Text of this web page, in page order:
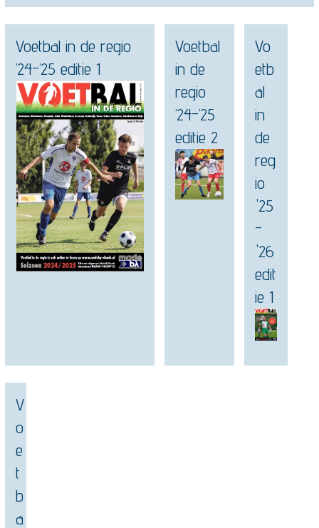
Voetbal in de regio
’24-’25 editie 1
Voetbal
in de
regio
’24-’25
editie 2
Vo
etb
al
in
de
reg
io
'25
-
'26
edit
ie 1
V
o
e
t
b
a